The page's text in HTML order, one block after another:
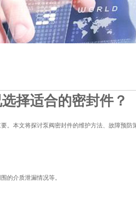
择适合的密封件？
。本文将探讨泵阀密封件的维护方法、故障预防
的介质泄漏情况等。